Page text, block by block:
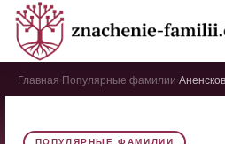
Главная Популярные фамилии
ПОПУЛЯРНЫЕ ФАМИЛИИ